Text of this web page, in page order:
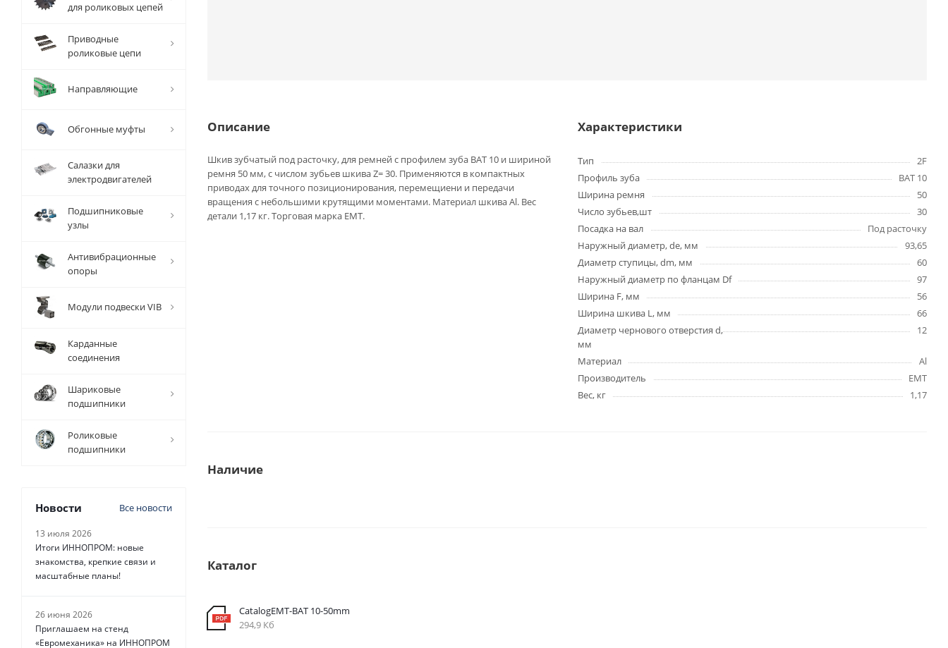
Описание
Шкив зубчатый под расточку, для ремней с профилем зуба BAT 10 и шириной
ремня 50 мм, с числом зубьев шкива Z= 30. Применяются в компактных
приводах для точного позиционирования, перемещиени и передачи
вращения с небольшими крутящими моментами. Материал шкива Al. Вес
детали 1,17 кг. Торговая марка EMT.
Характеристики
Тип
2F
Профиль зуба
BAT 10
Ширина ремня
50
Число зубьев,шт
30
Посадка на вал
Под расточку
Наружный диаметр, de, мм
93,65
Диаметр ступицы, dm, мм
60
Наружный диаметр по фланцам Df
97
Ширина F, мм
56
Ширина шкива L, мм
66
Диаметр чернового отверстия d,
мм
12
Материал
Al
Производитель
EMT
Вес, кг
1,17
Наличие
Каталог
CatalogEMT-ВАТ 10-50mm
294,9 Кб
для роликовых цепей
Приводные
роликовые цепи
Направляющие
Обгонные муфты
Салазки для
электродвигателей
Подшипниковые
узлы
Антивибрационные
опоры
Модули подвески VIB
Карданные
соединения
Шариковые
подшипники
Роликовые
подшипники
Новости Все новости
13 июля 2026
Итоги ИННОПРОМ: новые
знакомства, крепкие связи и
масштабные планы!
26 июня 2026
Приглашаем на стенд
«Евромеханика» на ИННОПРОМ